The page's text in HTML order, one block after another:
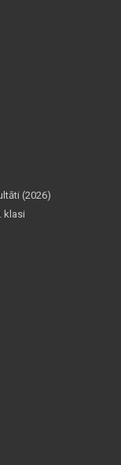
(2026)
klasi